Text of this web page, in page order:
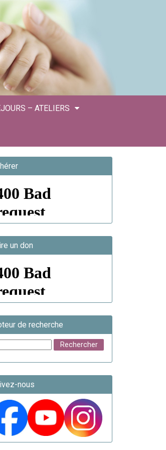
– ATELIERS
un don
de recherche
nous